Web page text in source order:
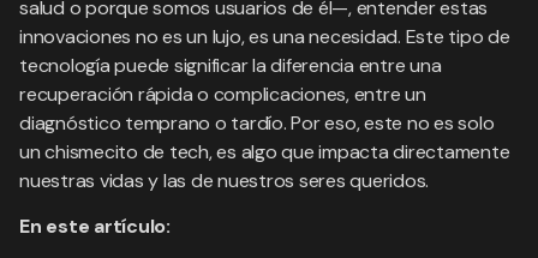
salud o porque somos usuarios de él—, entender estas
innovaciones no es un lujo, es una necesidad. Este tipo de
tecnología puede significar la diferencia entre una
recuperación rápida o complicaciones, entre un
diagnóstico temprano o tardío. Por eso, este no es solo
un chismecito de tech, es algo que impacta directamente
nuestras vidas y las de nuestros seres queridos.
En este artículo: